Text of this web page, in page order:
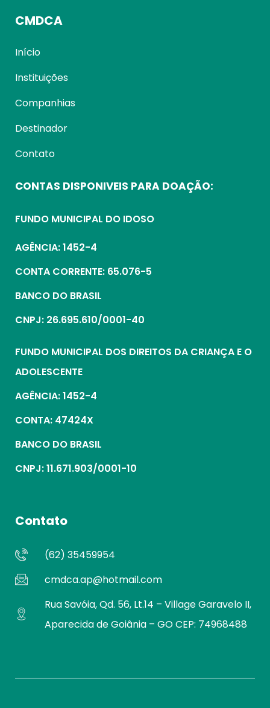
CMDCA
Início
Instituições
Companhias
Destinador
Contato
CONTAS DISPONIVEIS PARA DOAÇÃO:
FUNDO MUNICIPAL DO IDOSO
AGÊNCIA: 1452-4
CONTA CORRENTE: 65.076-5
BANCO DO BRASIL
CNPJ: 26.695.610/0001-40
FUNDO MUNICIPAL DOS DIREITOS DA CRIANÇA E O
ADOLESCENTE
AGÊNCIA: 1452-4
CONTA: 47424X
BANCO DO BRASIL
CNPJ: 11.671.903/0001-10
Contato
(62) 35459954
cmdca.ap@hotmail.com
Rua Savóia, Qd. 56, Lt.14 – Village Garavelo II,
Aparecida de Goiânia – GO CEP: 74968488